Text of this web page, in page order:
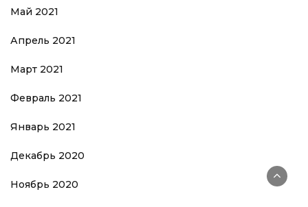
Май 2021
Апрель 2021
Март 2021
Февраль 2021
Январь 2021
Декабрь 2020
Ноябрь 2020